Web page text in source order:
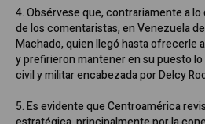
4. Obsérvese que, contrariamente a
de los comentaristas, en Venezuela
Machado, quien llegó hasta ofrecerle
y prefirieron mantener en su puesto
civil y militar encabezada por Delcy
5. Es evidente que Centroamérica